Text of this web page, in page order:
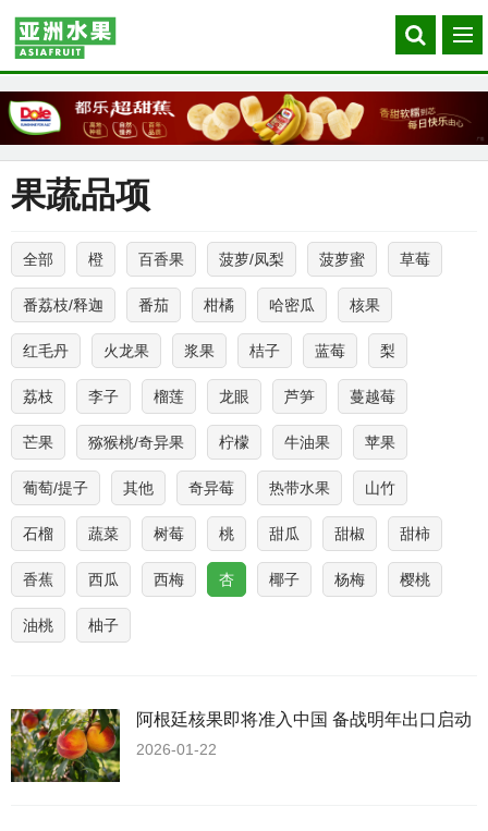
Search
our
菜
单
果蔬品项
全部 橙 百香果 菠萝/凤梨 菠萝蜜 草莓
番荔枝/释迦 番茄 柑橘 哈密瓜 核果
红毛丹 火龙果 浆果 桔子 蓝莓 梨
荔枝 李子 榴莲 龙眼 芦笋 蔓越莓
芒果 猕猴桃/奇异果 柠檬 牛油果 苹果
葡萄/提子 其他 奇异莓 热带水果 山竹
石榴 蔬菜 树莓 桃 甜瓜 甜椒 甜柿
香蕉 西瓜 西梅 杏 椰子 杨梅 樱桃
油桃 柚子
阿根廷核果即将准入中国 备战明年出口启动
2026-01-22